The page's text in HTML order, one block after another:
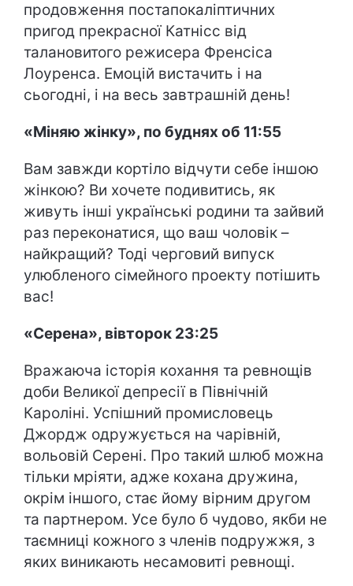
продовження постапокаліптичних
пригод прекрасної Катнісс від
талановитого режисера Френсіса
Лоуренса. Емоцій вистачить і на
сьогодні, і на весь завтрашній день!
«Міняю жінку», по буднях об 11:55
Вам завжди кортіло відчути себе іншою
жінкою? Ви хочете подивитись, як
живуть інші українські родини та зайвий
раз переконатися, що ваш чоловік –
найкращий? Тоді черговий випуск
улюбленого сімейного проекту потішить
вас!
«Серена», вівторок 23:25
Вражаюча історія кохання та ревнощів
доби Великої депресії в Північній
Кароліні. Успішний промисловець
Джордж одружується на чарівній,
вольовій Серені. Про такий шлюб можна
тільки мріяти, адже кохана дружина,
окрім іншого, стає йому вірним другом
та партнером. Усе було б чудово, якби не
таємниці кожного з членів подружжя, з
яких виникають несамовиті ревнощі.